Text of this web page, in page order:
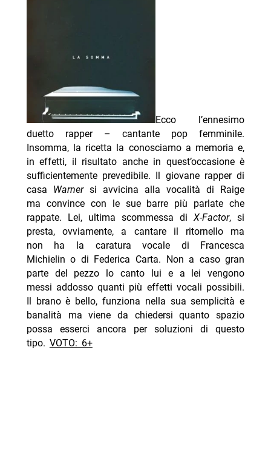
Ecco l’ennesimo
duetto rapper – cantante pop femminile.
Insomma, la ricetta la conosciamo a memoria e,
in effetti, il risultato anche in quest’occasione è
sufficientemente prevedibile. Il giovane rapper di
casa Warner si avvicina alla vocalità di Raige
ma convince con le sue barre più parlate che
rappate. Lei, ultima scommessa diX-Factor, si
presta, ovviamente, a cantare il ritornello ma
non ha la caratura vocale di Francesca
Michielin o di Federica Carta. Non a caso gran
parte del pezzo lo canto lui e a lei vengono
messi addosso quanti più effetti vocali possibili.
Il brano è bello, funziona nella sua semplicità e
banalità ma viene da chiedersi quanto spazio
possa esserci ancora per soluzioni di questo
tipo. VOTO: 6+